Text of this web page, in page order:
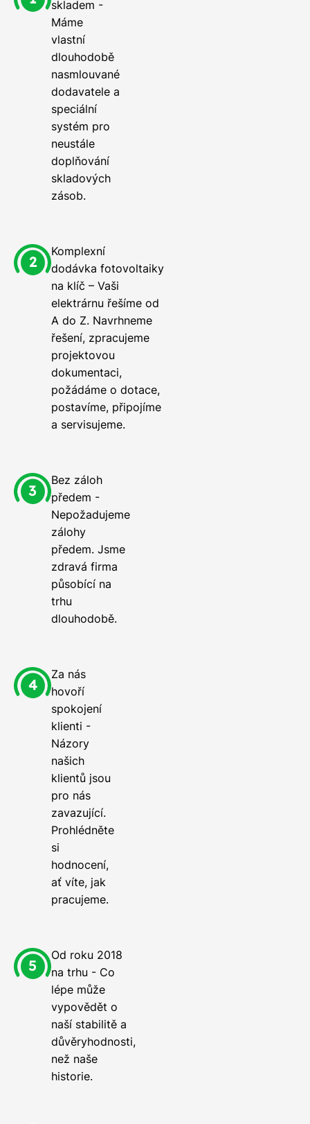
skladem -
Máme
vlastní
dlouhodobě
nasmlouvané
dodavatele a
speciální
systém pro
neustále
doplňování
skladových
zásob.
Komplexní
dodávka fotovoltaiky
na klíč – Vaši
elektrárnu řešíme od
A do Z. Navrhneme
řešení, zpracujeme
projektovou
dokumentaci,
požádáme o dotace,
postavíme, připojíme
a servisujeme.
Bez záloh
předem -
Nepožadujeme
zálohy
předem. Jsme
zdravá firma
působící na
trhu
dlouhodobě.
Za nás
hovoří
spokojení
klienti -
Názory
našich
klientů jsou
pro nás
zavazující.
Prohlédněte
si
hodnocení,
ať víte, jak
pracujeme.
Od roku 2018
na trhu - Co
lépe může
vypovědět o
naší stabilitě a
důvěryhodnosti,
než naše
historie.